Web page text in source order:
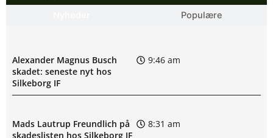
Populære
Alexander Magnus Busch
skadet: seneste nyt hos
Silkeborg IF
9:46 am
Mads Lautrup Freundlich på
skadeslisten hos Silkeborg IF
8:31 am